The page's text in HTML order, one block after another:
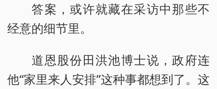
答案，或许就藏在采访中那些不
经意的细节里。
道恩股份田洪池博士说，政府连
他“家里来人安排”这种事都想到了。这